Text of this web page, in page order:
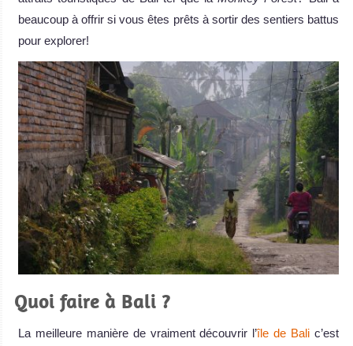
beaucoup à offrir si vous êtes prêts à sortir des sentiers battus
pour explorer!
Quoi faire à Bali ?
La meilleure manière de vraiment découvrir l’île de Bali c’est